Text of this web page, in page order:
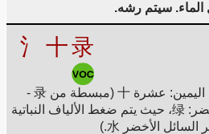
الماء. سيتم رشه.
氵 十录
اليسار: الماء 氵، اليمين: عشرة 十 (مبسطة من 录 -
قارن باللون الأخضر: 绿، حيث يتم ضغط الألياف النباتية